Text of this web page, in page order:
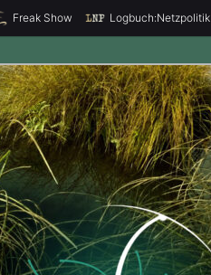
Freak Show Logbuch:Netzpolitik